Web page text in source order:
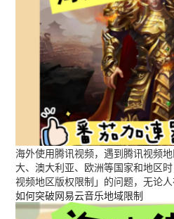
海外使用腾讯视频，遇到腾讯视频
大、澳大利亚、欧洲等国家和地区
视频地区版权限制」的问题，无论
如何突破网易云音乐地域限制